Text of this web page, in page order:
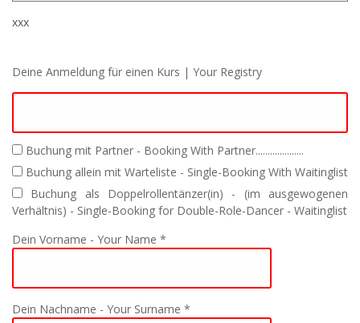
xxx
Deine Anmeldung für einen Kurs | Your Registry
Buchung mit Partner - Booking With Partner....................
Buchung allein mit Warteliste - Single-Booking With Waitinglist
Buchung als Doppelrollentänzer(in) - (im ausgewogenen
Verhältnis) - Single-Booking for Double-Role-Dancer - Waitinglist
Dein Vorname - Your Name *
Dein Nachname - Your Surname *